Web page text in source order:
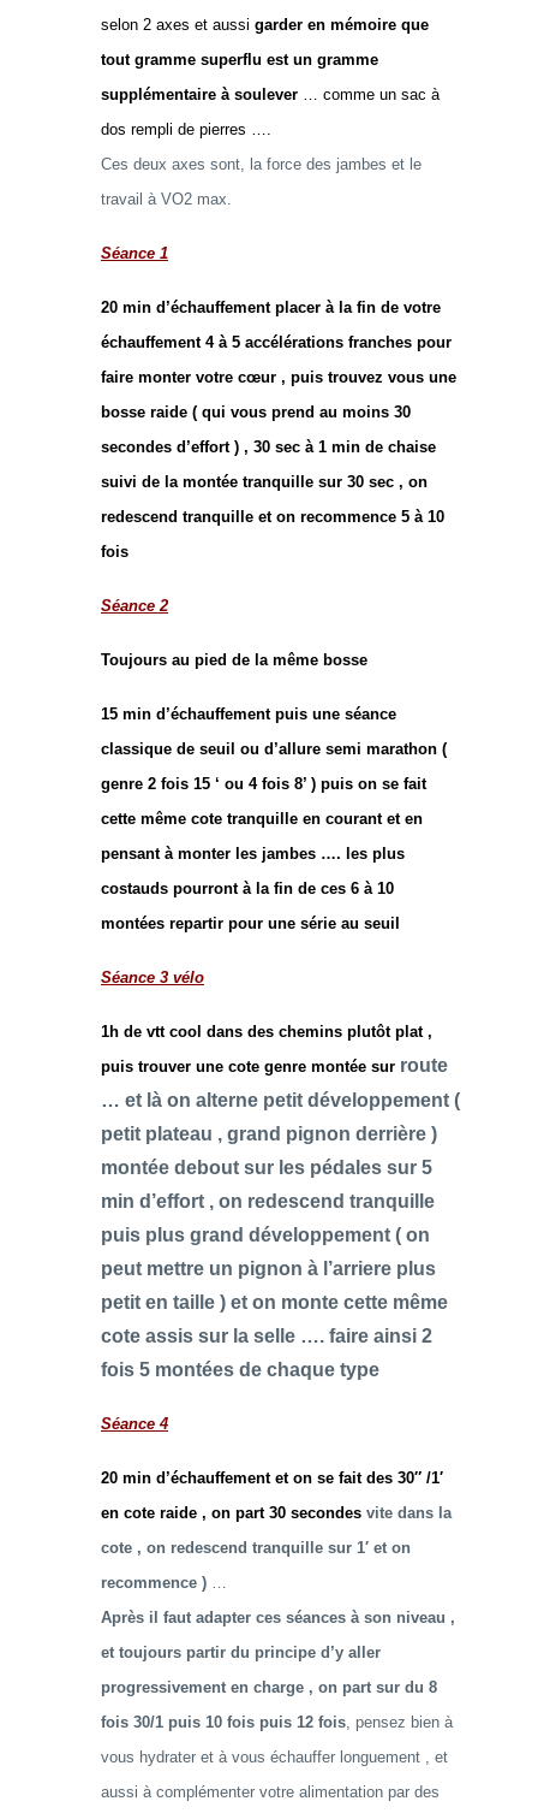
selon 2 axes et aussi garder en mémoire que
tout gramme superflu est un gramme
supplémentaire à soulever … comme un sac à
dos rempli de pierres ….
Ces deux axes sont, la force des jambes et le
travail à VO2 max.
Séance 1
20 min d’échauffement placer à la fin de votre
échauffement 4 à 5 accélérations franches pour
faire monter votre cœur , puis trouvez vous une
bosse raide ( qui vous prend au moins 30
secondes d’effort ) , 30 sec à 1 min de chaise
suivi de la montée tranquille sur 30 sec , on
redescend tranquille et on recommence 5 à 10
fois
Séance 2
Toujours au pied de la même bosse
15 min d’échauffement puis une séance
classique de seuil ou d’allure semi marathon (
genre 2 fois 15 ‘ ou 4 fois 8’ ) puis on se fait
cette même cote tranquille en courant et en
pensant à monter les jambes …. les plus
costauds pourront à la fin de ces 6 à 10
montées repartir pour une série au seuil
Séance 3 vélo
1h de vtt cool dans des chemins plutôt plat ,
puis trouver une cote genre montée sur route
… et là on alterne petit développement (
petit plateau , grand pignon derrière )
montée debout sur les pédales sur 5
min d’effort , on redescend tranquille
puis plus grand développement ( on
peut mettre un pignon à l’arriere plus
petit en taille ) et on monte cette même
cote assis sur la selle …. faire ainsi 2
fois 5 montées de chaque type
Séance 4
20 min d’échauffement et on se fait des 30″ /1′
en cote raide , on part 30 secondes vite dans la
cote , on redescend tranquille sur 1′ et on
recommence )
Après il faut adapter ces séances à son niveau ,
et toujours partir du principe d’y aller
progressivement en charge , on part sur du 8
fois 30/1 puis 10 fois puis 12 fois , pensez bien à
vous hydrater et à vous échauffer longuement , et
aussi à complémenter votre alimentation par des